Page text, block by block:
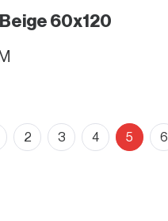
60x120
2 3 4 5 6